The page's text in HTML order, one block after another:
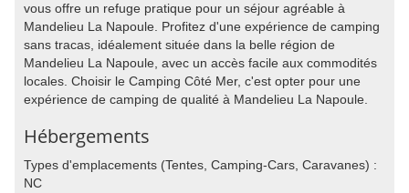
vous offre un refuge pratique pour un séjour agréable à
Mandelieu La Napoule. Profitez d'une expérience de camping
sans tracas, idéalement située dans la belle région de
Mandelieu La Napoule, avec un accès facile aux commodités
locales. Choisir le Camping Côté Mer, c'est opter pour une
expérience de camping de qualité à Mandelieu La Napoule.
Hébergements
Types d'emplacements (Tentes, Camping-Cars, Caravanes) :
NC